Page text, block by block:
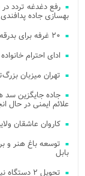
رفع دغدغه تردد
بهسازی جاده
۲۰ غرفه برای بدرقه زائران آقای شهید ایران در مسیر طریق الرضا برپا شد
ادای احترام
تهران میزبان
جاده جایگزین سد
علائم ایمنی در حال
کاروان عاشقان ولایت با ۲ دستگاه اتوبوس از بلده
بابل
تحویل ۲